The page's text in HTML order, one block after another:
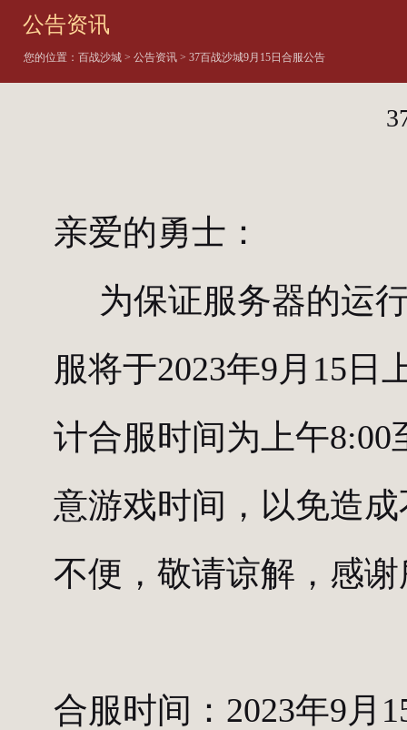
公告资讯
您的位置： 百战沙城 > 公告资讯 > 37百战沙城9月15日合服公告
亲爱的勇士：
为保证服务器的运行
服将于2023年9月15日
计合服时间为上午
意游戏时间，以免造
不便，敬请谅解，感
合服时间：2023年9月